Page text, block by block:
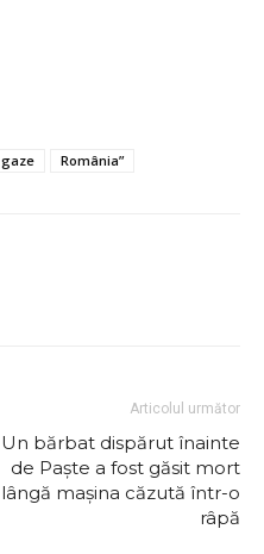
gaze România”
Articolul următor
Un bărbat dispărut înainte
de Paște a fost găsit mort
lângă mașina căzută într-o
râpă